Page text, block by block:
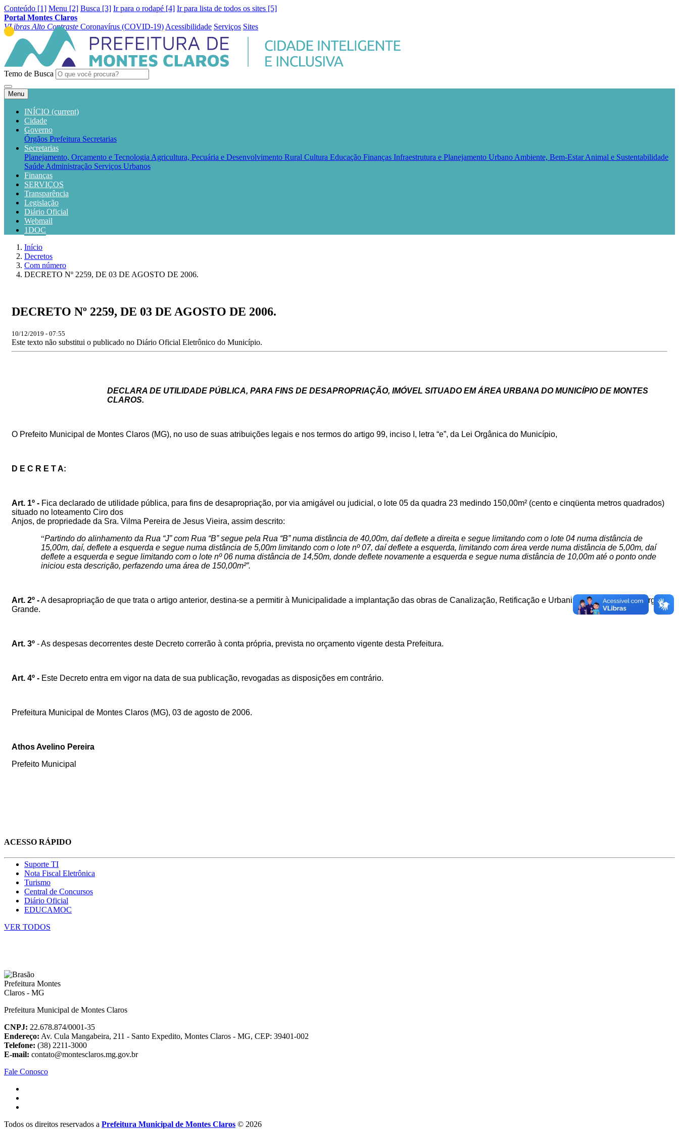
Conteúdo [1] Menu [2] Busca [3] Ir para o rodapé [4] Ir para lista de todos os sites [5]
Portal Montes Claros
VLibras Alto Contraste Coronavírus (COVID-19) Acessibilidade Serviços Sites
Temo de Busca
Menu
INÍCIO (current)
Cidade
Governo
Órgãos Prefeitura Secretarias
Secretarias
Planejamento, Orçamento e Tecnologia Agricultura, Pecuária e Desenvolvimento Rural Cultura Educação Finanças Infraestrutura e Planejamento Urbano Ambiente, Bem-Estar Animal e Sustentabilidade
Saúde Administração Serviços Urbanos
Finanças
SERVIÇOS
Transparência
Legislação
Diário Oficial
Webmail
1DOC
Início
Decretos
Com número
DECRETO Nº 2259, DE 03 DE AGOSTO DE 2006.
DECRETO Nº 2259, DE 03 DE AGOSTO DE 2006.
10/12/2019 - 07:55
Este texto não substitui o publicado no Diário Oficial Eletrônico do Município.
DECLARA DE UTILIDADE PÚBLICA, PARA FINS DE DESAPROPRIAÇÃO, IMÓVEL SITUADO EM ÁREA URBANA DO MUNICÍPIO DE MONTES
CLAROS.
O Prefeito Municipal de Montes Claros (MG), no uso de suas atribuições legais e nos termos do artigo 99, inciso I, letra “e”, da Lei Orgânica do Município,
D E C R E T A:
Art. 1º - Fica declarado de utilidade pública, para fins de desapropriação, por via amigável ou judicial, o lote 05 da quadra 23 medindo 150,00m² (cento e cinqüenta metros quadrados)
situado no loteamento Ciro dos
Anjos, de propriedade da Sra. Vilma Pereira de Jesus Vieira, assim descrito:
“Partindo do alinhamento da Rua “J” com Rua “B” segue pela Rua “B” numa distância de 40,00m, daí deflete a direita e segue limitando com o lote 04 numa distância de
15,00m, daí, deflete a esquerda e segue numa distância de 5,00m limitando com o lote nº 07, daí deflete a esquerda, limitando com área verde numa distância de 5,00m, daí
deflete a esquerda e segue limitando com o lote nº 06 numa distância de 14,50m, donde deflete novamente a esquerda e segue numa distância de 10,00m até o ponto onde
iniciou esta descrição, perfazendo uma área de 150,00m²”.
Art. 2º -A desapropriação de que trata o artigo anterior, destina-se a permitir à Municipalidade a implantação das obras de Canalização, Retificação e Urbanização do Córrego Vargem
Grande.
Art. 3º - As despesas decorrentes deste Decreto correrão à conta própria, prevista no orçamento vigente desta Prefeitura.
Art. 4º - Este Decreto entra em vigor na data de sua publicação, revogadas as disposições em contrário.
Prefeitura Municipal de Montes Claros (MG), 03 de agosto de 2006.
Athos Avelino Pereira
Prefeito Municipal
ACESSO RÁPIDO
Suporte TI
Nota Fiscal Eletrônica
Turismo
Central de Concursos
Diário Oficial
EDUCAMOC
VER TODOS
Prefeitura Municipal de Montes Claros
CNPJ: 22.678.874/0001-35
Endereço: Av. Cula Mangabeira, 211 - Santo Expedito, Montes Claros - MG, CEP: 39401-002
Telefone: (38) 2211-3000
E-mail: contato@montesclaros.mg.gov.br
Fale Conosco
Todos os direitos reservados a Prefeitura Municipal de Montes Claros © 2026